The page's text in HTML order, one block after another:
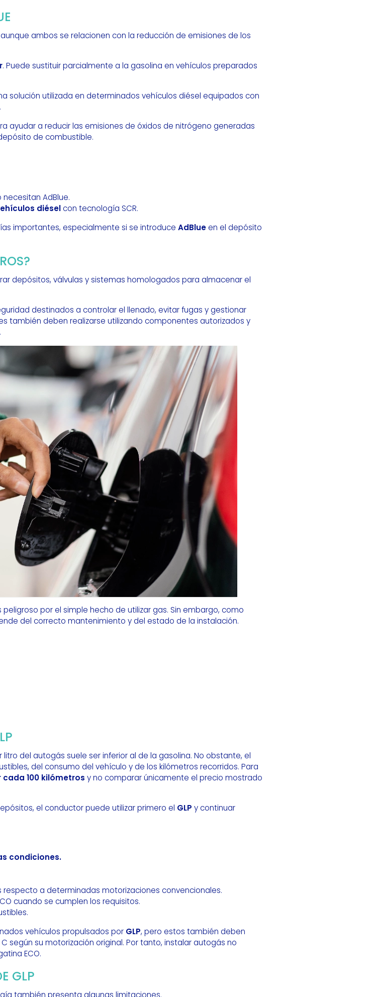
ambos se relacionen con la reducción de emisiones de los
. Puede sustituir parcialmente a la gasolina en vehículos preparados
solución utilizada en determinados vehículos diésel equipados con
ayudar a reducir las emisiones de óxidos de nitrógeno generadas
de combustible.
AdBlue.
diéselcon tecnología SCR.
importantes, especialmente si se introduce AdBlueen el depósito
depósitos, válvulas y sistemas homologados para almacenar el
destinados a controlar el llenado, evitar fugas y gestionar
también deben realizarse utilizando componentes autorizados y
por el simple hecho de utilizar gas. Sin embargo, como
del correcto mantenimiento y del estado de la instalación.
del autogás suele ser inferior al de la gasolina. No obstante, el
del consumo del vehículo y de los kilómetros recorridos. Para
100 kilómetros y no comparar únicamente el precio mostrado
el conductor puede utilizar primero el GLP y continuar
condiciones.
a determinadas motorizaciones convencionales.
cuando se cumplen los requisitos.
vehículos propulsados por GLP, pero estos también deben
según su motorización original. Por tanto, instalar autogás no
ECO.
GLP
también presenta algunas limitaciones.